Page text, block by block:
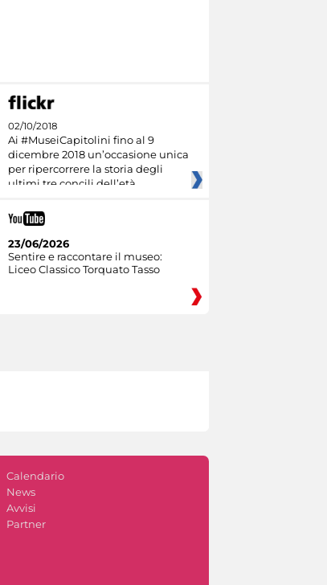
02/10/2018
Ai #MuseiCapitolini fino al 9
dicembre 2018 un’occasione unica
per ripercorrere la storia degli
ultimi tre concili dell’età
23/06/2026
Sentire e raccontare il museo:
Liceo Classico Torquato Tasso
Calendario
News
Avvisi
Partner